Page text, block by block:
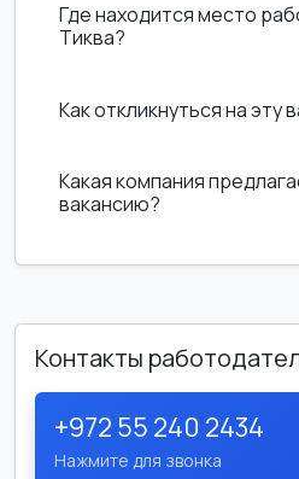
Где находится место
Тиква?
Как откликнуться на эту
Какая компания
вакансию?
Контакты
+972 55 240 2434
Нажмите для звонка